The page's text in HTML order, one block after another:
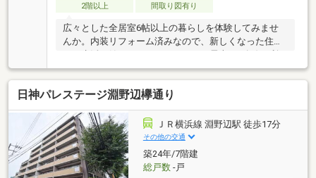
2階以上 間取り図有り
広々とした全居室6帖以上の暮らしを体験してみませ
んか。内装リフォーム済みなので、新しくなった住ま
いで生活を始めることができます。電車も2路線が利
用圏内にあるので、通勤通学にも便利です。2LDKの物
件なのでゆとりのある室内です。スムーズに購入まで
辿り着けるということも中古マンションの利点です。
システムキッチンは必要な物が組み込まれているた
め、すぐ調理できます。この物件は全居室フローリン
グです。
日神パレステージ淵野辺欅通り
ＪＲ横浜線 淵野辺駅 徒歩17分
その他の交通
築24年/7階建
総戸数-戸